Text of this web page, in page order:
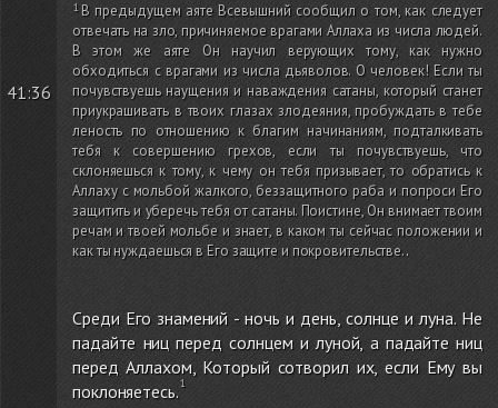
41:36
В предыдущем аяте Всевышний сообщил о том, как следует
отвечать на зло, причиняемое врагами Аллаха из числа людей.
В этом же аяте Он научил верующих тому, как нужно
обходиться с врагами из числа дьяволов. О человек! Если ты
почувствуешь наущения и наваждения сатаны, который станет
приукрашивать в твоих глазах злодеяния, пробуждать в тебе
леность по отношению к благим начинаниям, подталкивать
тебя к совершению грехов, если ты почувствуешь, что
склоняешься к тому, к чему он тебя призывает, то обратись к
Аллаху с мольбой жалкого, беззащитного раба и попроси Его
защитить и уберечь тебя от сатаны. Поистине, Он внимает твоим
речам и твоей мольбе и знает, в каком ты сейчас положении и
как ты нуждаешься в Его защите и покровительстве..
Среди Его знамений - ночь и день, солнце и луна. Не
падайте ниц перед солнцем и луной, а падайте ниц
перед Аллахом, Который сотворил их, если Ему вы
поклоняетесь.